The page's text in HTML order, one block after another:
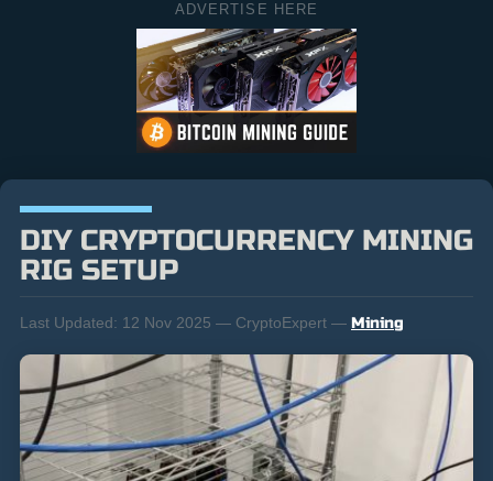
ADVERTISE HERE
DIY CRYPTOCURRENCY MINING
RIG SETUP
Last Updated: 12 Nov 2025 — CryptoExpert — Mining